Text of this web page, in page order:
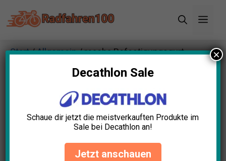
Inhalt
Start/Allgemein/ reacha Befestigungsgurt
Decathlon Sale
Schaue dir jetzt die meistverkauften Produkte im
Sale bei Decathlon an!
Jetzt anschauen
×